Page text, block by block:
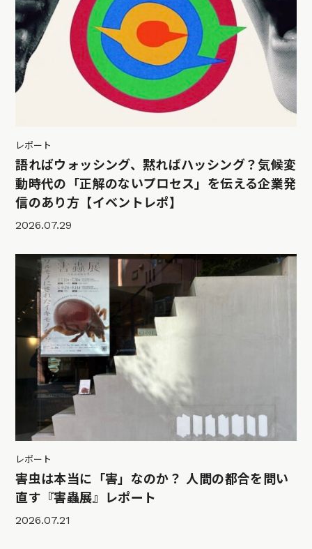
レポート
語ればウォッシング、黙ればハッシング？気候変
動時代の「正解のないプロセス」を伝える企業発
信のあり方【イベントレポ】
2026.07.29
レポート
害虫は本当に「害」なのか？ 人間の都合を問い
直す『害蟲展』レポート
2026.07.21